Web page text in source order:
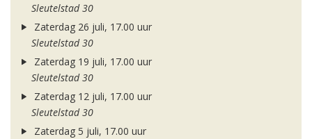
Sleutelstad 30
Zaterdag 26 juli, 17.00 uur
Sleutelstad 30
Zaterdag 19 juli, 17.00 uur
Sleutelstad 30
Zaterdag 12 juli, 17.00 uur
Sleutelstad 30
Zaterdag 5 juli, 17.00 uur